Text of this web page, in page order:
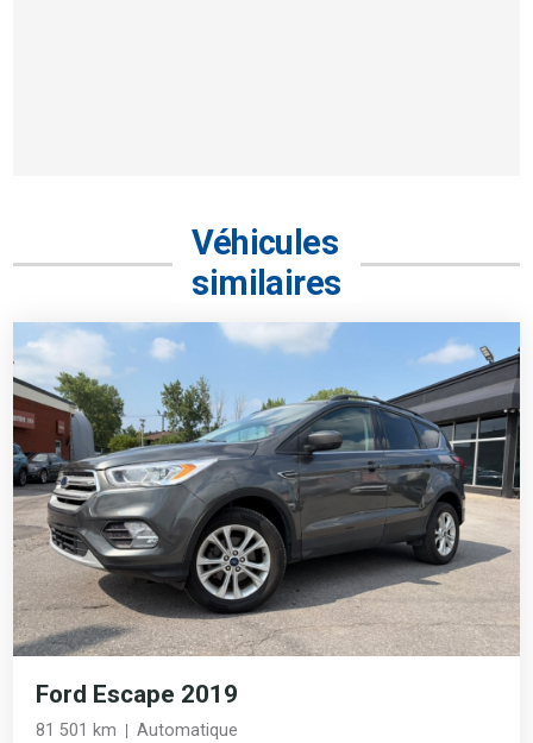
Véhicules
similaires
Ford Escape 2019
81 501 km Automatique